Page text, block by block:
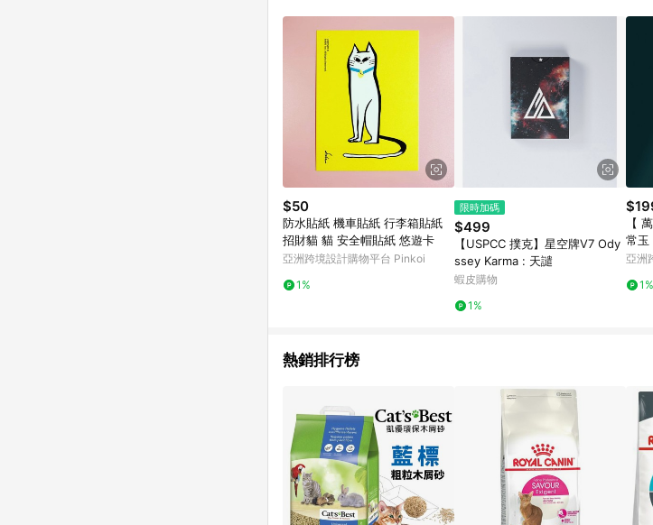
$50
防水貼紙 機車貼紙 行李箱貼紙
招財貓 貓 安全帽貼紙 悠遊卡
亞洲跨境設計購物平台 Pinkoi
1%
限時加碼
$499
【USPCC 撲克】星空牌V7 Ody
ssey Karma : 天譴
蝦皮購物
1%
【
亞洲
1%
熱銷排行榜